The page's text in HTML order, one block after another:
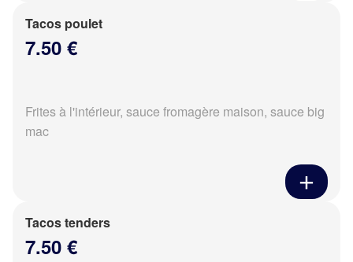
Tacos poulet
7.50 €
Frites à l'intérieur, sauce fromagère maison, sauce big
mac
Tacos tenders
7.50 €